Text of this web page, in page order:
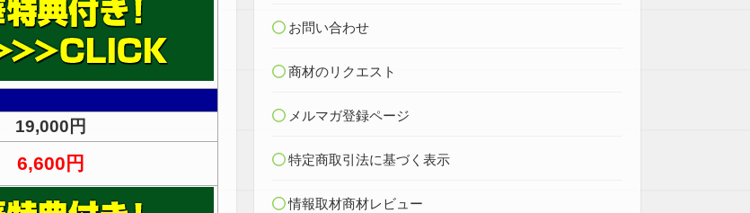
19,000円
6,600円
お問い合わせ
商材のリクエスト
メルマガ登録ページ
特定商取引法に基づく表示
情報取材商材レビュー